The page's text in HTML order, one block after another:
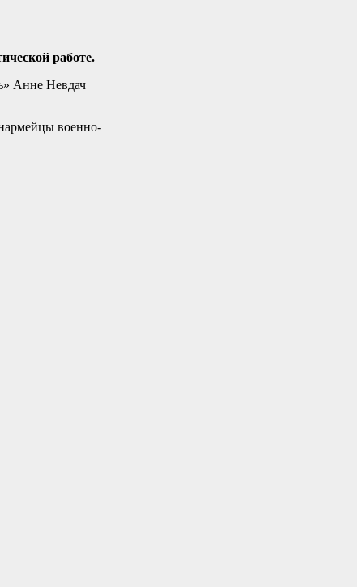
работе.
Анне Невдач
военно-